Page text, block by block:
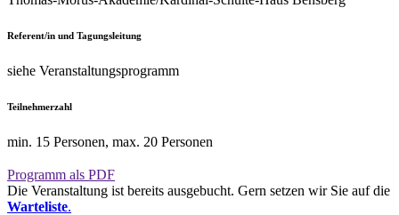
Referent/in und Tagungsleitung
siehe Veranstaltungsprogramm
Teilnehmerzahl
min. 15 Personen, max. 20 Personen
Programm als PDF
Die Veranstaltung ist bereits ausgebucht. Gern setzen wir Sie auf die
Warteliste.